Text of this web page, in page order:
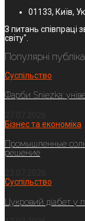
01133, Київ,
З питань співпраці
світу".
Популярні
Суспільство
Фарби Sniezka:
Бізнес та економіка
Промышленные
решение
Суспільство
Цукровий діабет у